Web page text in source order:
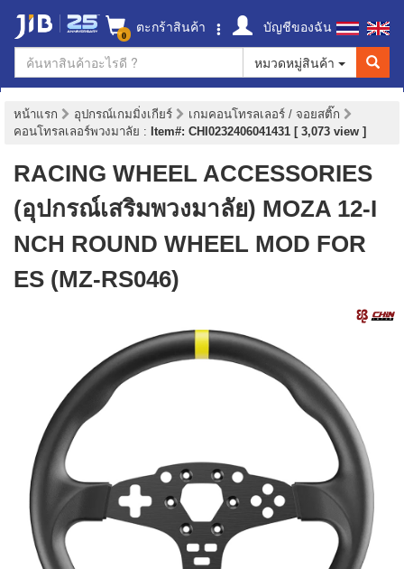
0 ตะกร้าสินค้า
บัญชีของฉัน
หมวดหมู่สินค้า
หน้าแรก อุปกรณ์เกมมิ่งเกียร์
เกมคอนโทรลเลอร์ / จอยสติ๊ก
คอนโทรลเลอร์พวงมาลัย : Item#: CHI0232406041431 [ 3,073 view ]
RACING WHEEL ACCESSORIES
(อุปกรณ์เสริมพวงมาลัย) MOZA 12-I
NCH ROUND WHEEL MOD FOR
ES (MZ-RS046)